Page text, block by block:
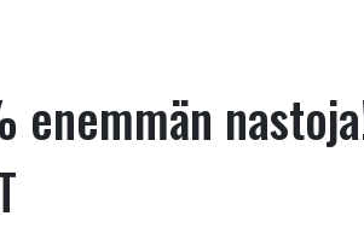
enemmän